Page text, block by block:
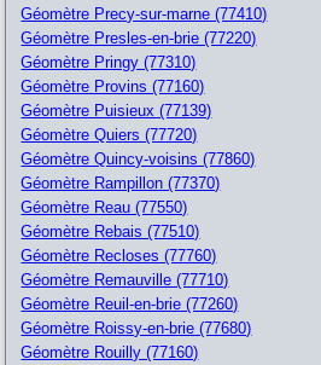
Géomètre Precy-sur-marne (77410)
Géomètre Presles-en-brie (77220)
Géomètre Pringy (77310)
Géomètre Provins (77160)
Géomètre Puisieux (77139)
Géomètre Quiers (77720)
Géomètre Quincy-voisins (77860)
Géomètre Rampillon (77370)
Géomètre Reau (77550)
Géomètre Rebais (77510)
Géomètre Recloses (77760)
Géomètre Remauville (77710)
Géomètre Reuil-en-brie (77260)
Géomètre Roissy-en-brie (77680)
Géomètre Rouilly (77160)